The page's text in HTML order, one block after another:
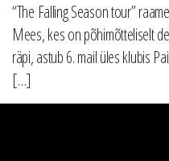
“The Falling Season tour”
Mees, kes on põhimõtteliselt
räpi, astub 6. mail üles klubis
[…]